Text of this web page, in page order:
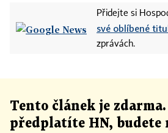
Přidejte si
své oblíbené
zprávách.
Tento článek je
předplatíte HN, budete